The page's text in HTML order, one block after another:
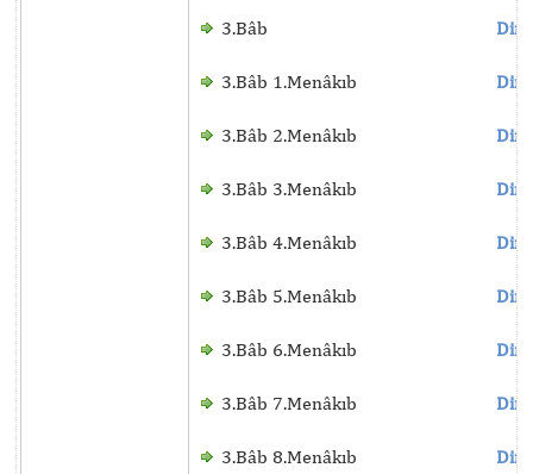
3.Bâb
3.Bâb 1.Menâkıb
3.Bâb 2.Menâkıb
3.Bâb 3.Menâkıb
3.Bâb 4.Menâkıb
3.Bâb 5.Menâkıb
3.Bâb 6.Menâkıb
3.Bâb 7.Menâkıb
3.Bâb 8.Menâkıb